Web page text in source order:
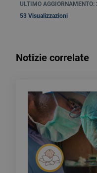
ULTIMO
53 Visualizzazioni
Notizie correlate